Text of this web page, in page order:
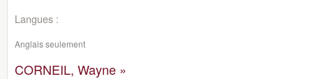
Langues :
Anglais seulement
CORNEIL, Wayne »